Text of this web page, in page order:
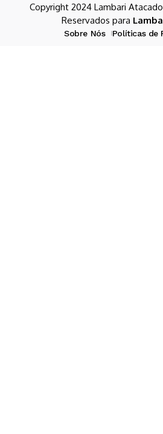
Copyright 2024 Lambari
Reservados para
Sobre Nós Políticas de